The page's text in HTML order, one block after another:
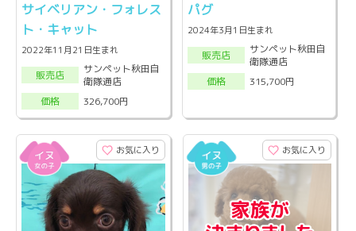
サイベリアン・フォレス
ト・キャット
2022年11月21日生まれ
販売店
サンペット秋田自
衛隊通店
価格
326,700円
パグ
2024年3月1日生まれ
販売店
サンペット秋田自
衛隊通店
価格
315,700円
お気に入り お気に入り